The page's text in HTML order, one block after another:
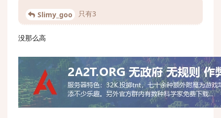
Slimy_goo 只有3
没那么高